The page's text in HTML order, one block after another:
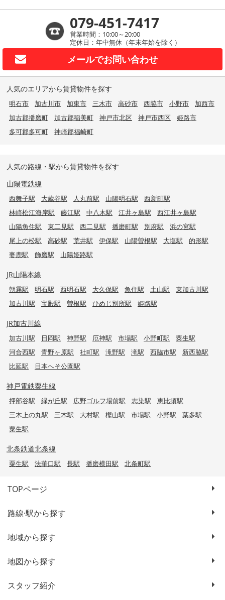
079-451-7417
営業時間：10:00～20:00
定休日：年中無休（年末年始を除く）
メールでお問い合わせ
人気のエリアから賃貸物件を探す
明石市 加古川市 加東市 三木市 高砂市 西脇市 小野市
加西市
加古郡播磨町
加古郡稲美町 神戸市北区 神戸市西区
姫路市
多可郡多可町
神崎郡福崎町
人気の路線・駅から賃貸物件を探す
山陽電鉄線
西舞子駅 大蔵谷駅 人丸前駅 山陽明石駅
西新町駅
林崎松江海岸駅
藤江駅 中八木駅 江井ヶ島駅
西江井ヶ島駅
山陽魚住駅
東二見駅 西二見駅 播磨町駅 別府駅
浜の宮駅
尾上の松駅
高砂駅 荒井駅 伊保駅 山陽曽根駅 大塩駅
的形駅
妻鹿駅
飾磨駅 山陽姫路駅
JR山陽本線
朝霧駅 明石駅 西明石駅 大久保駅 魚住駅 土山駅
東加古川駅
加古川駅
宝殿駅 曽根駅 ひめじ別所駅 姫路駅
JR加古川線
加古川駅 日岡駅 神野駅 厄神駅 市場駅 小野町駅
粟生駅
河合西駅
青野ヶ原駅 社町駅 滝野駅 滝駅 西脇市駅
新西脇駅
比延駅
日本へそ公園駅
神戸電鉄粟生線
押部谷駅 緑が丘駅 広野ゴルフ場前駅 志染駅
恵比須駅
三木上の丸駅
三木駅 大村駅 樫山駅 市場駅 小野駅
葉多駅
粟生駅
北条鉄道北条線
粟生駅 法華口駅 長駅 播磨横田駅 北条町駅
TOPページ
路線·駅から探す
地域から探す
地図から探す
スタッフ紹介